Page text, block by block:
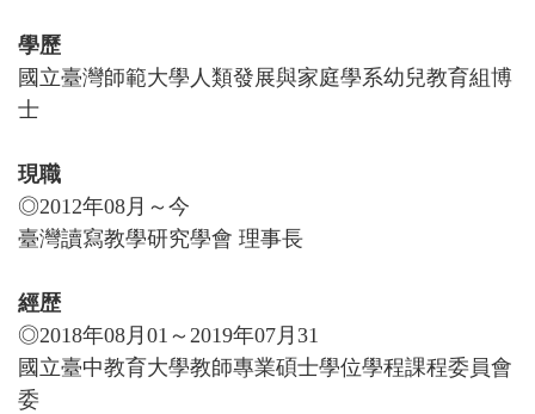
學歷
國立臺灣師範大學人類發展與家庭學系幼兒教育組博
士
現職
◎2012年08月～今
臺灣讀寫教學研究學會 理事長
經歴
◎2018年08月01～2019年07月31
國立臺中教育大學教師專業碩士學位學程課程委員會
委